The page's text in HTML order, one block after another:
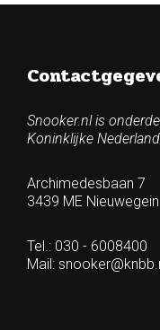
Snooker.nl is
Koninklijke
Archimedesbaan 7
3439 ME Nieuwegein
Tel.: 030 - 6008400
Mail: